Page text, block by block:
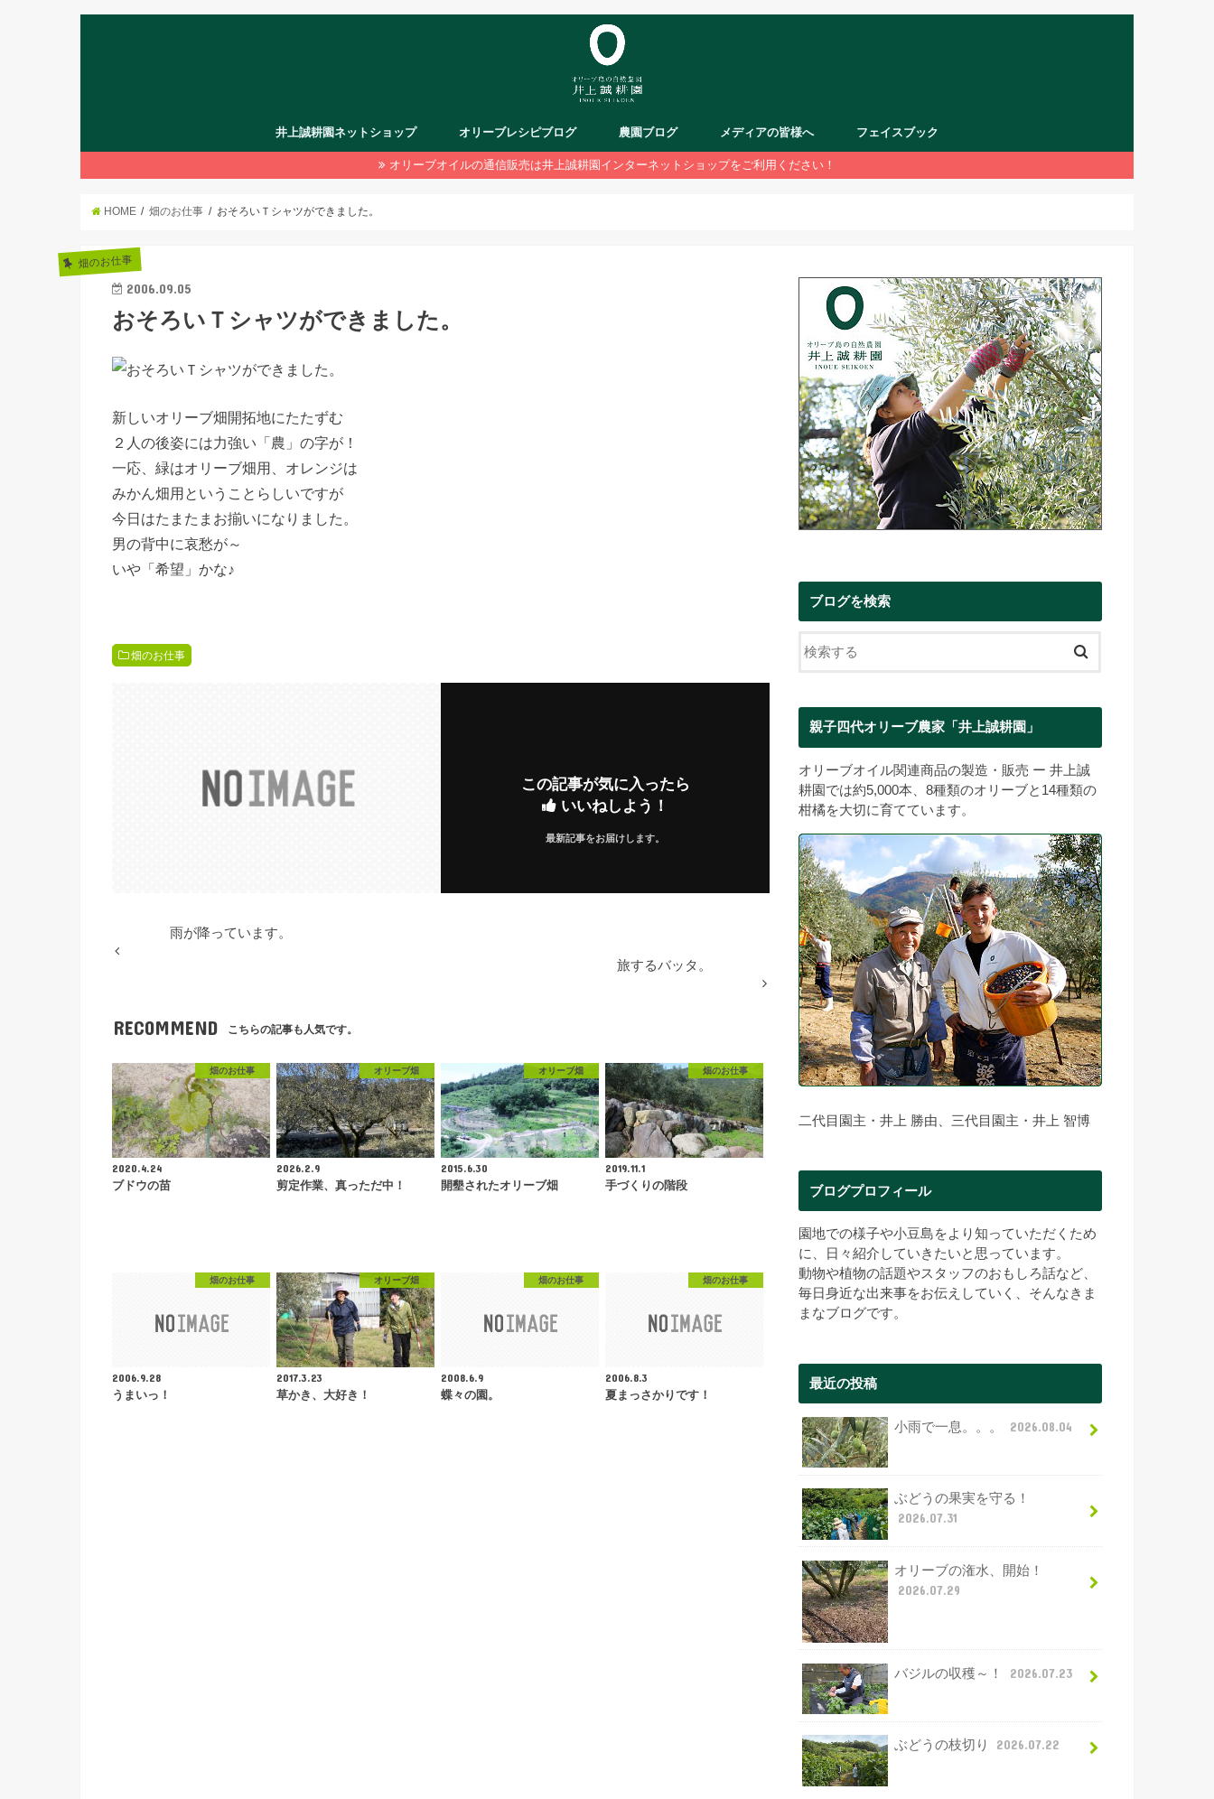
井上誠耕園ネットショップ オリーブレシピブログ 農園ブログ メディアの皆様へ フェイスブック
オリーブオイルの通信販売は井上誠耕園インターネットショップをご利用ください！
HOME 畑のお仕事 おそろいＴシャツができました。
畑のお仕事
2006.09.05
おそろいＴシャツができました。
新しいオリーブ畑開拓地にたたずむ
２人の後姿には力強い「農」の字が！
一応、緑はオリーブ畑用、オレンジは
みかん畑用ということらしいですが
今日はたまたまお揃いになりました。
男の背中に哀愁が～
いや「希望」かな♪
畑のお仕事
この記事が気に入ったら
いいねしよう！
最新記事をお届けします。
雨が降っています。
旅するバッタ。
RECOMMEND こちらの記事も人気です。
畑のお仕事
2020.4.24
ブドウの苗
オリーブ畑
2026.2.9
剪定作業、真っただ中！
オリーブ畑
2015.6.30
開墾されたオリーブ畑
畑のお仕事
2019.11.1
手づくりの階段
畑のお仕事
2006.9.28
うまいっ！
オリーブ畑
2017.3.23
草かき、大好き！
畑のお仕事
2008.6.9
蝶々の園。
畑のお仕事
2006.8.3
夏まっさかりです！
ブログを検索
親子四代オリーブ農家「井上誠耕園」
オリーブオイル関連商品の製造・販売 ー 井上誠
耕園では約5,000本、8種類のオリーブと14種類の
柑橘を大切に育てています。
二代目園主・井上 勝由、三代目園主・井上 智博
ブログプロフィール
園地での様子や小豆島をより知っていただくため
に、日々紹介していきたいと思っています。
動物や植物の話題やスタッフのおもしろ話など、
毎日身近な出来事をお伝えしていく、そんなきま
まなブログです。
最近の投稿
小雨で一息。。。 2026.08.04
ぶどうの果実を守る！
2026.07.31
オリーブの潅水、開始！
2026.07.29
バジルの収穫～！ 2026.07.23
ぶどうの枝切り 2026.07.22